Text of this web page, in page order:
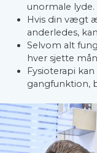
unormale lyde.
Hvis din vægt
anderledes,
Selvom alt
hver sjette
Fysioterapi
gangfunktion,